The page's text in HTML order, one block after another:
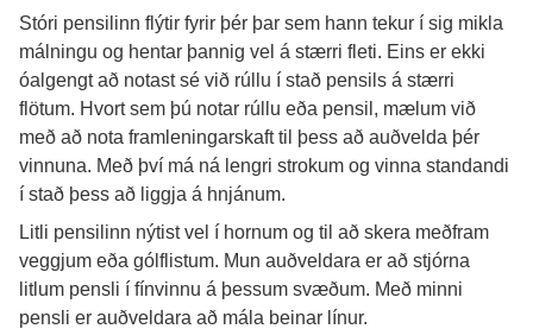
Stóri pensilinn flýtir fyrir þér þar sem hann tekur í sig mikla
málningu og hentar þannig vel á stærri fleti. Eins er ekki
óalgengt að notast sé við rúllu í stað pensils á stærri
flötum. Hvort sem þú notar rúllu eða pensil, mælum við
með að nota framleningarskaft til þess að auðvelda þér
vinnuna. Með því má ná lengri strokum og vinna standandi
í stað þess að liggja á hnjánum.
Litli pensilinn nýtist vel í hornum og til að skera meðfram
veggjum eða gólflistum. Mun auðveldara er að stjórna
litlum pensli í fínvinnu á þessum svæðum. Með minni
pensli er auðveldara að mála beinar línur.